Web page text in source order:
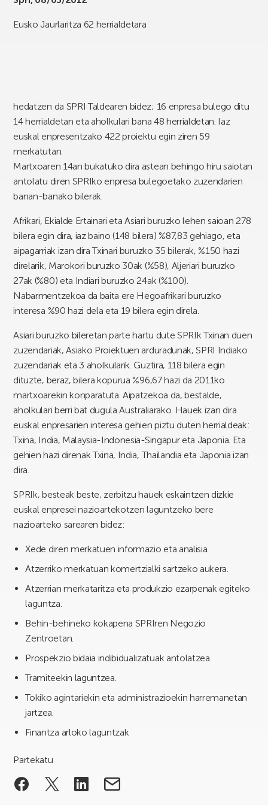
Eusko Jaurlaritza 62 herrialdetara
hedatzen da SPRI Taldearen bidez; 16 enpresa bulego ditu
14 herrialdetan eta aholkulari bana 48 herrialdetan. Iaz
euskal enpresentzako 422 proiektu egin ziren 59
merkatutan.
Martxoaren 14an bukatuko dira astean behingo hiru saiotan
antolatu diren SPRIko enpresa bulegoetako zuzendarien
banan-banako bilerak.
Afrikari, Ekialde Ertainari eta Asiari buruzko lehen saioan 278
bilera egin dira, iaz baino (148 bilera) %87,83 gehiago, eta
aipagarriak izan dira Txinari buruzko 35 bilerak, %150 hazi
direlarik, Marokori buruzko 30ak (%58), Aljeriari buruzko
27ak (%80) eta Indiari buruzko 24ak (%100).
Nabarmentzekoa da baita ere Hegoafrikari buruzko
interesa %90 hazi dela eta 19 bilera egin direla.
Asiari buruzko bileretan parte hartu dute SPRIk Txinan duen
zuzendariak, Asiako Proiektuen arduradunak, SPRI Indiako
zuzendariak eta 3 aholkularik. Guztira, 118 bilera egin
dituzte, beraz, bilera kopurua %96,67 hazi da 2011ko
martxoarekin konparatuta. Aipatzekoa da, bestalde,
aholkulari berri bat dugula Australiarako. Hauek izan dira
euskal enpresarien interesa gehien piztu duten herrialdeak:
Txina, India, Malaysia-Indonesia-Singapur eta Japonia. Eta
gehien hazi direnak Txina, India, Thailandia eta Japonia izan
dira.
SPRIk, besteak beste, zerbitzu hauek eskaintzen dizkie
euskal enpresei nazioartekotzen laguntzeko bere
nazioarteko sarearen bidez:
Xede diren merkatuen informazio eta analisia.
Atzerriko merkatuan komertzialki sartzeko aukera.
Atzerrian merkataritza eta produkzio ezarpenak egiteko
laguntza.
Behin-behineko kokapena SPRIren Negozio
Zentroetan.
Prospekzio bidaia indibidualizatuak antolatzea.
Tramiteekin laguntzea.
Tokiko agintariekin eta administrazioekin harremanetan
jartzea.
Finantza arloko laguntzak
Partekatu